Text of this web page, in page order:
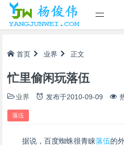
首页 业界 正文
忙里偷闲玩落伍
业界 发布于2010-09-09
落伍
据说，百度蜘蛛很青睐落伍的